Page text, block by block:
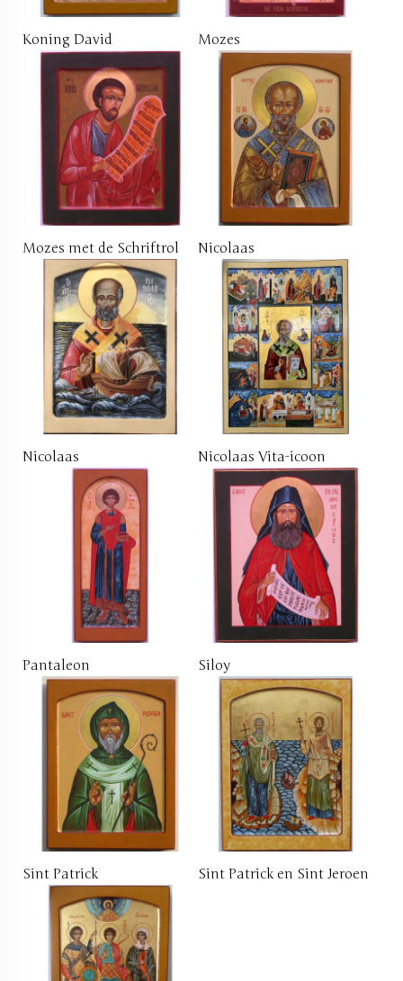
Koning David Mozes
Mozes met de Schriftrol Nicolaas
Nicolaas Nicolaas Vita-icoon
Pantaleon Siloy
Sint Patrick Sint Patrick en Sint Jeroen